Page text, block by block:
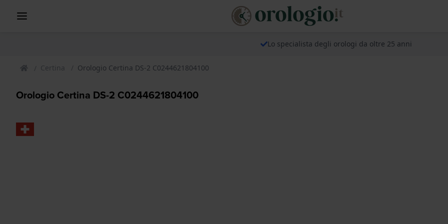
Lo specialista degli orologi da oltre 25 anni
Certina Orologio Certina DS-2 C0244621804100
Orologio Certina DS-2 C0244621804100